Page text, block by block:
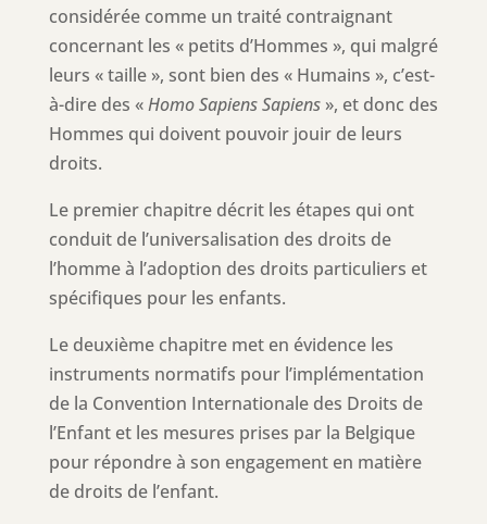
considérée comme un traité contraignant
concernant les « petits d’Hommes », qui malgré
leurs « taille », sont bien des « Humains », c’est-
à-dire des «Homo Sapiens Sapiens», et donc des
Hommes qui doivent pouvoir jouir de leurs
droits.
Le premier chapitre décrit les étapes qui ont
conduit de l’universalisation des droits de
l’homme à l’adoption des droits particuliers et
spécifiques pour les enfants.
Le deuxième chapitre met en évidence les
instruments normatifs pour l’implémentation
de la Convention Internationale des Droits de
l’Enfant et les mesures prises par la Belgique
pour répondre à son engagement en matière
de droits de l’enfant.